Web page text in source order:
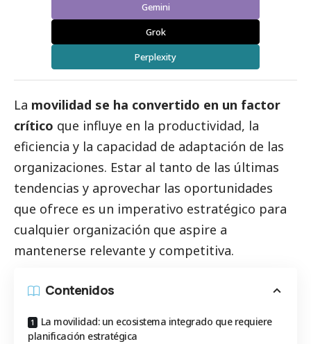
Gemini
Grok
Perplexity
La movilidad se ha convertido en un factor
crítico que influye en la productividad, la
eficiencia y la capacidad de adaptación de las
organizaciones. Estar al tanto de las últimas
tendencias y aprovechar las oportunidades
que ofrece es un imperativo estratégico para
cualquier organización que aspire a
mantenerse relevante y competitiva.
Contenidos
La movilidad: un ecosistema integrado que requiere
planificación estratégica